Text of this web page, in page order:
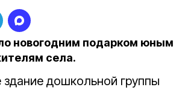
новогодним подарком юным
села.
дошкольной группы